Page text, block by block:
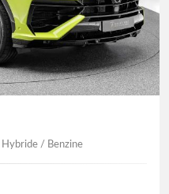
Hybride / Benzine